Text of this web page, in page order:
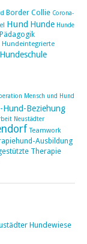
Border Collie Corona-
Hund Hunde Hunde
Hundeintegrierte
Hundeschule
Mensch und Hund
Hund-Beziehung
Neustädter
Teamwork
Ausbildung
Therapie
Hundewiese